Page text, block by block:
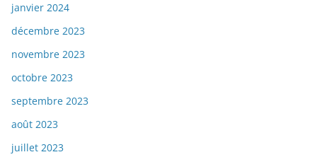
janvier 2024
décembre 2023
novembre 2023
octobre 2023
septembre 2023
août 2023
juillet 2023